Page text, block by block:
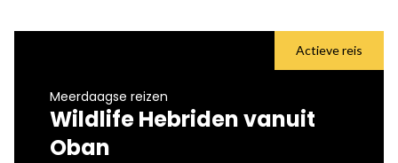
Actieve reis
Wildlife Hebriden vanuit
Oban
Meerdaagse reizen